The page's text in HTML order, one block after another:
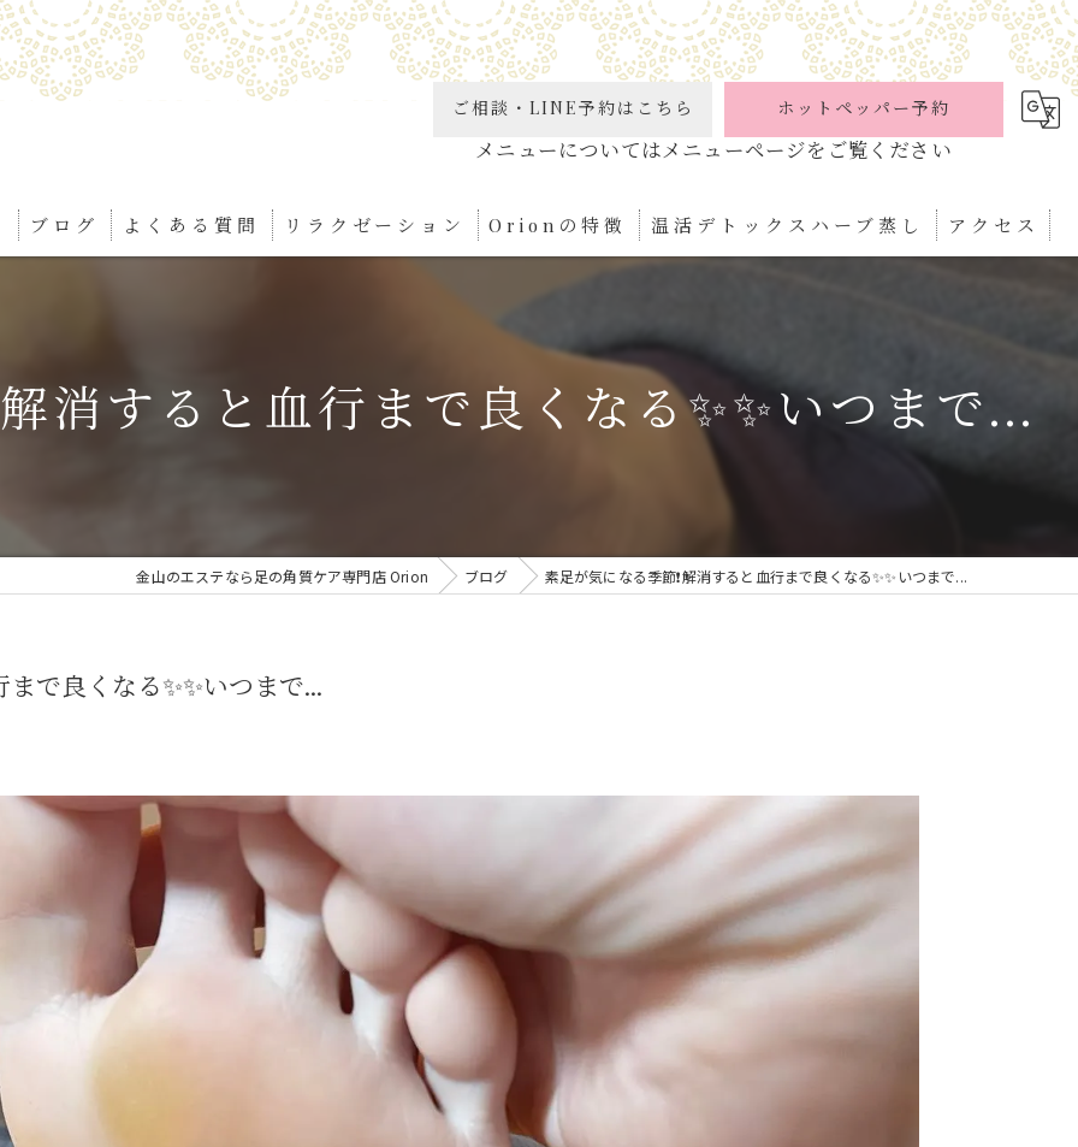
ご相談・LINE予約はこちら ホットペッパー予約
ブログ よくある質問 リラクゼーション Orionの特徴
足つぼ
温活デトックスハーブ蒸し アクセス
消すると血行まで良くなる✨✨いつまで...
金山のエステなら足の角質ケア専門店 Orion ブログ 素足が気になる季節❗️解消すると血行まで良くなる✨✨いつまで...
で良くなる✨✨いつまで...